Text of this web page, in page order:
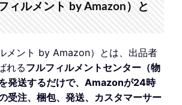
ィルメント by Amazon）と
メント by Amazon）とは、出品者
れるフルフィルメントセンター（物
発送するだけで、Amazonが24時
受注、梱包、発送、カスタマーサー